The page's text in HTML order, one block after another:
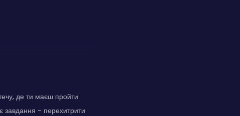
де ти маєш пройти
завдання - перехитрити